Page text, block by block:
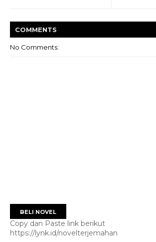
COMMENTS
No Comments:
BELI NOVEL
Copy dan Paste link berikut
https://lynk.id/novelterjemahan